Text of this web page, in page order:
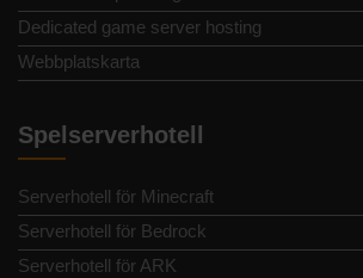
Dedicated game server hosting
Webbplatskarta
Spelserverhotell
Serverhotell för Minecraft
Serverhotell för Bedrock
Serverhotell för ARK